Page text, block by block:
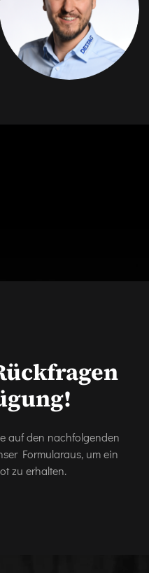
auf den nachfolgenden
Formularaus, um ein
zu erhalten.